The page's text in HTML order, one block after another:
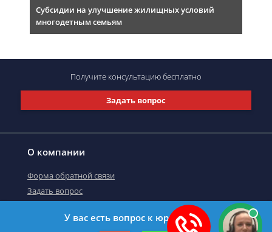
Субсидии на улучшение жилищных условий
многодетным семьям
О компании
Форма обратной связи
Задать вопрос
Задать вопрос
Получите консультациюбесплатно
У вас есть вопрос к юристу?